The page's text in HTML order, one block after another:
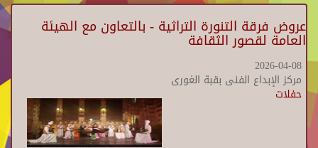
عروض فرقة التنورة التراثية - بالتعاون مع الهيئة
العامة لقصور الثقافة
2026-04-08
مركز الإبداع الفنى بقبة الغورى
حفلات